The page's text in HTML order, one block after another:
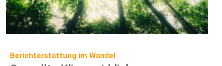
Berichterstattung im Wandel